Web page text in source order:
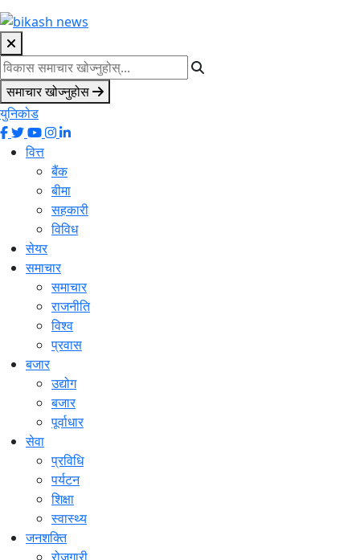
समाचार खोज्नुहोस
युनिकोड
वित्त
बैंक
बीमा
सहकारी
विविध
सेयर
समाचार
समाचार
राजनीति
विश्व
प्रवास
बजार
उद्योग
बजार
पूर्वाधार
सेवा
प्रविधि
पर्यटन
शिक्षा
स्वास्थ्य
जनशक्ति